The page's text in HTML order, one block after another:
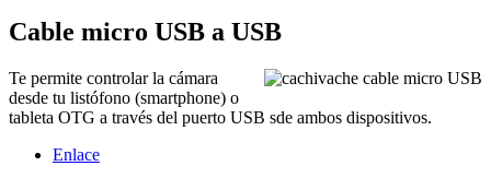
Cable micro USB a USB
Te permite controlar la cámara
desde tu listófono (smartphone) o
tableta OTG a través del puerto USB sde ambos dispositivos.
Enlace